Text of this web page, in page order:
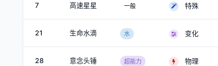
7 高速星星 一般 特殊
21 生命水滴 水 变化
28 意念头锤 超能力 物理